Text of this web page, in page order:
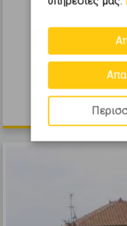
Συγκρ.
ΕΡΜΙΟΝΗ - Κέντρο
7
4
530.000 €